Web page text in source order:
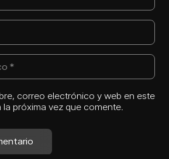
correo electrónico y web en este
la próxima vez que comente.